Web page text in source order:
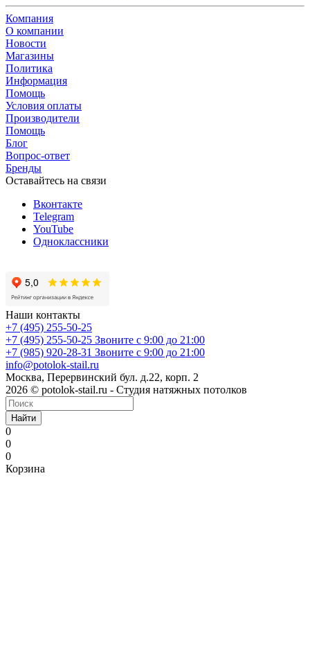
Компания
О компании
Новости
Магазины
Политика
Информация
Помощь
Условия оплаты
Производители
Помощь
Блог
Вопрос-ответ
Бренды
Оставайтесь на связи
Вконтакте
Telegram
YouTube
Одноклассники
Наши контакты
+7 (495) 255-50-25
+7 (495) 255-50-25 Звоните с 9:00 до 21:00
+7 (985) 920-28-31 Звоните с 9:00 до 21:00
info@potolok-stail.ru
Москва, Перервинский бул. д.22, корп. 2
2026 © potolok-stail.ru - Студия натяжных потолков
Найти
0
0
0
Корзина